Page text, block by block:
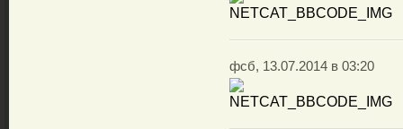
фсб, 13.07.2014 в 03:20